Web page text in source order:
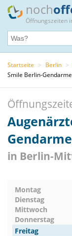
noch
Öffnungszeiten
Startseite > Berlin >
Smile Berlin-
in Berlin-
Montag
Dienstag
Mittwoch
Donnerstag
Freitag